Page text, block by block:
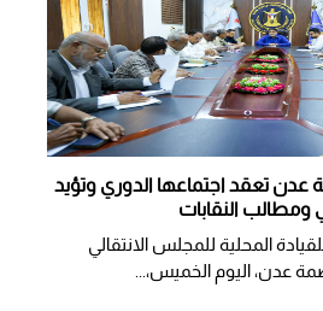
عدن تعقد اجتماعها الدوري وتؤيد
ومطالب النقابات
المحلية للمجلس الانتقالي
عدن، اليوم الخميس،...